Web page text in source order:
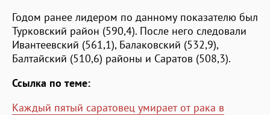
Годом ранее лидером по данному показателю был
Турковский район (590,4). После него следовали
Ивантеевский (561,1), Балаковский (532,9),
Балтайский (510,6) районы и Саратов (508,3).
Ссылка по теме:
Каждый пятый саратовец умирает от рака в